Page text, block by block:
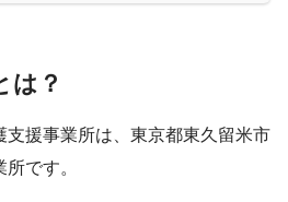
は？
支援事業所は、東京都東久留米市
です。